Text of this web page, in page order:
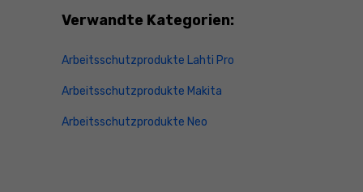
Verwandte Kategorien:
Arbeitsschutzprodukte Lahti Pro
Arbeitsschutzprodukte Makita
Arbeitsschutzprodukte Neo